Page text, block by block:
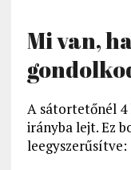
Mi van,
A sátortetőnél 4
irányba lejt. Ez
leegyszerűsítve: